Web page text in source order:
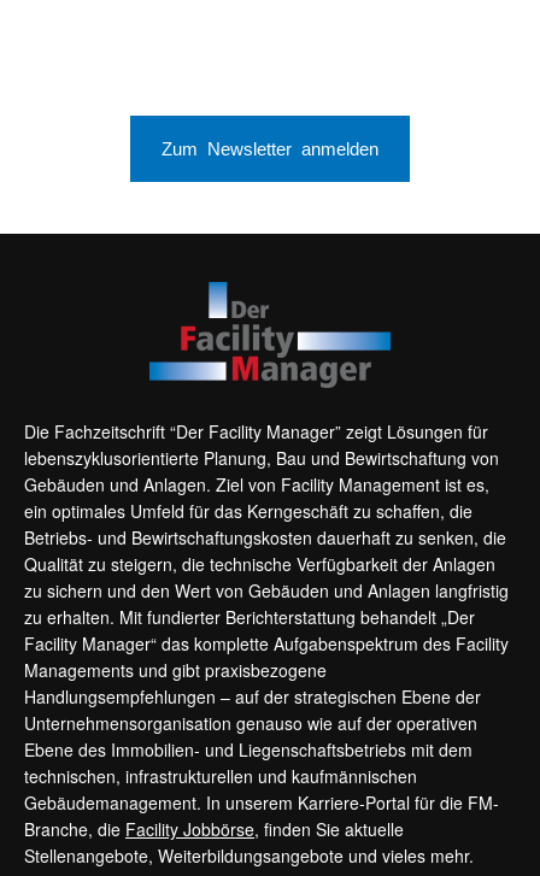
Zum Newsletter anmelden
Die Fachzeitschrift “Der Facility Manager” zeigt Lösungen für
lebenszyklusorientierte Planung, Bau und Bewirtschaftung von
Gebäuden und Anlagen. Ziel von Facility Management ist es,
ein optimales Umfeld für das Kerngeschäft zu schaffen, die
Betriebs- und Bewirtschaftungskosten dauerhaft zu senken, die
Qualität zu steigern, die technische Verfügbarkeit der Anlagen
zu sichern und den Wert von Gebäuden und Anlagen langfristig
zu erhalten. Mit fundierter Berichterstattung behandelt „Der
Facility Manager“ das komplette Aufgabenspektrum des Facility
Managements und gibt praxisbezogene
Handlungsempfehlungen – auf der strategischen Ebene der
Unternehmensorganisation genauso wie auf der operativen
Ebene des Immobilien- und Liegenschaftsbetriebs mit dem
technischen, infrastrukturellen und kaufmännischen
Gebäudemanagement. In unserem Karriere-Portal für die FM-
Branche, die Facility Jobbörse, finden Sie aktuelle
Stellenangebote, Weiterbildungsangebote und vieles mehr.